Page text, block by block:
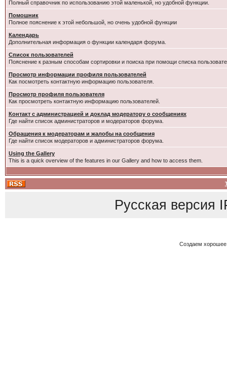
Полный справочник по использованию этой маленькой, но удобной функции.
Помошник
Полное пояснение к этой небольшой, но очень удобной функции
Календарь
Дополнительная информация о функции календаря форума.
Список пользователей
Пояснение к разным способам сортировки и поиска при помощи списка
Просмотр информации профиля пользователей
Как посмотреть контактную информацию пользователя.
Просмотр профиля пользователя
Как просмотреть контактную информацию пользователей.
Контакт с администрацией и доклад модератору о сообщениях
Где найти список администраторов и модераторов форума.
Обращения к модераторам и жалобы на сообщения
Где найти список модераторов и администраторов форума.
Using the Gallery
This is a quick overview of the features in our Gallery and how to access them.
Русская версия
Создаем